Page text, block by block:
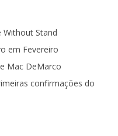
Stand
em Fevereiro
Mac DeMarco
confirmações do